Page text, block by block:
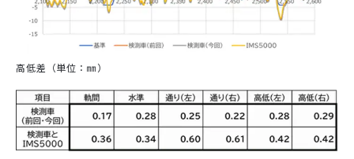
高低差（単位：㎜）